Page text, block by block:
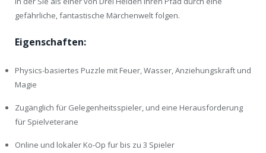
gefährliche, fantastische Märchenwelt folgen.
Eigenschaften:
Physics-basiertes Puzzle mit Feuer, Wasser, Anziehungskraft und
Magie
Zugänglich für Gelegenheitsspieler, und eine Herausforderung
für Spielveterane
Online und lokaler Ko-Op fur bis zu 3 Spieler